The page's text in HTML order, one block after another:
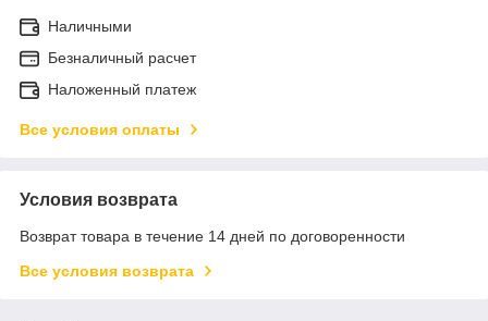
Наличными
Безналичный расчет
Наложенный платеж
Все условия оплаты
Условия возврата
Возврат товара в течение 14 дней по договоренности
Все условия возврата